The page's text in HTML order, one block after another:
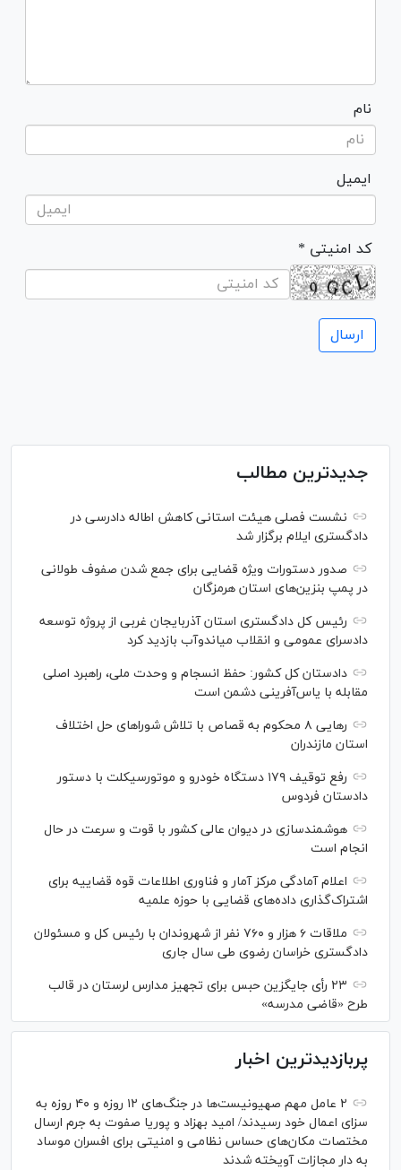
نام
ایمیل
* کد امنیتی
جدیدترین مطالب
نشست فصلی هیئت استانی کاهش اطاله دادرسی در
دادگستری ایلام برگزار شد
صدور دستورات ویژه قضایی برای جمع شدن صفوف طولانی
در پمپ بنزین‌های استان هرمزگان
رئیس کل دادگستری استان آذربایجان غربی از پروژه توسعه
دادسرای عمومی و انقلاب میاندوآب بازدید کرد
دادستان کل کشور: حفظ انسجام و وحدت ملی، راهبرد اصلی
مقابله با یاس‌آفرینی دشمن است
رهایی ۸ محکوم به قصاص با تلاش شورا‌های حل اختلاف
استان مازندران
رفع توقیف ۱۷۹ دستگاه خودرو و موتورسیکلت با دستور
دادستان فردوس
هوشمندسازی در دیوان عالی کشور با قوت و سرعت در حال
انجام است
اعلام آمادگی مرکز آمار و فناوری اطلاعات قوه قضاییه برای
اشتراک‌گذاری داده‌های قضایی با حوزه علمیه
ملاقات ۶ هزار و ۷۶۰ نفر از شهروندان با رئیس کل و مسئولان
دادگستری خراسان رضوی طی سال جاری
۲۳ رأی جایگزین حبس برای تجهیز مدارس لرستان در قالب
طرح «قاضی مدرسه»
پربازدیدترین اخبار
۲ عامل مهم صهیونیست‌ها در جنگ‌های ۱۲ روزه و ۴۰ روزه به
سزای اعمال خود رسیدند/ امید بهزاد و پوریا صفوت به جرم ارسال
مختصات مکان‌های حساس نظامی و امنیتی برای افسران موساد
به دار مجازات آویخته شدند